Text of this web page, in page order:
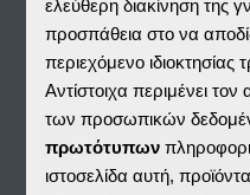
Home / Real3D
ελεύθερη διακίνηση της
προσπάθεια στο να
περιεχόμενο ιδιοκτησίας
Αντίστοιχα περιμένει
των προσωπικών
πρωτότυπων
ιστοσελίδα αυτή,